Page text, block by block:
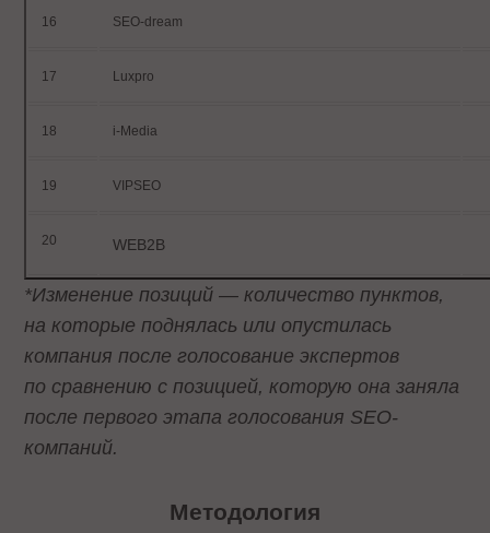
16 SEO-dream
17 Luxpro
18 i-Media
19 VIPSEO
20 WEB2B
*Изменение позиций — количество пунктов,
на которые поднялась или опустилась
компания после голосование экспертов
по сравнению с позицией, которую она заняла
после первого этапа голосования SEO-
компаний.
Методология